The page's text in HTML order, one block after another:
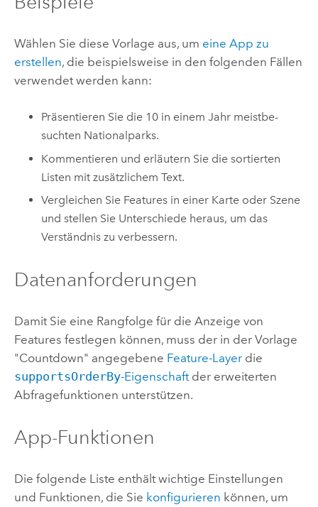
Wählen Sie diese Vorlage aus, um eine App zu
erstellen, die beispielsweise in den folgenden Fällen
verwendet werden kann:
Präsentieren Sie die 10 in einem Jahr meist­be­
suchten Nationalparks.
Kommentieren und erläutern Sie die sortierten
Listen mit zusätzlichem Text.
Vergleichen Sie Features in einer Karte oder Szene
und stellen Sie Unterschiede heraus, um das
Verständnis zu verbessern.
Datenanforderungen
Damit Sie eine Rangfolge für die Anzeige von
Features festlegen können, muss der in der Vorlage
"Countdown" angegebene Feature-Layerdie
supportsOrderBy-Eigenschaftder erweiterten
Abfragefunktionen unterstützen.
App-Funktionen
Die folgende Liste enthält wichtige Einstellungen
und Funktionen, die Sie konfigurieren können, um